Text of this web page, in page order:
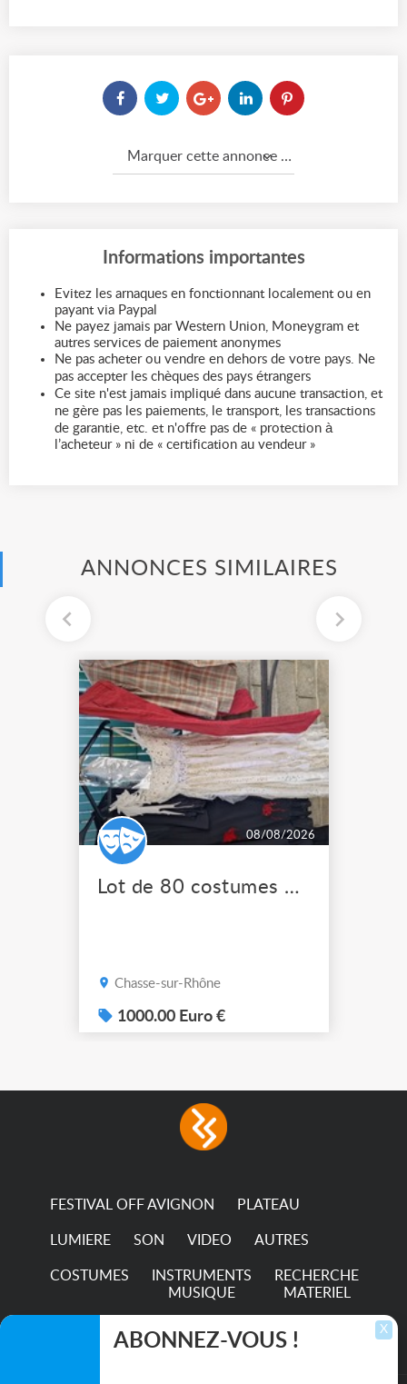
Marquer cette annonce comme...
Informations importantes
Evitez les arnaques en fonctionnant localement ou en
payant via Paypal
Ne payez jamais par Western Union, Moneygram et
autres services de paiement anonymes
Ne pas acheter ou vendre en dehors de votre pays. Ne
pas accepter les chèques des pays étrangers
Ce site n'est jamais impliqué dans aucune transaction, et
ne gère pas les paiements, le transport, les transactions
de garantie, etc. et n'offre pas de « protection à
l’acheteur » ni de « certification au vendeur »
ANNONCES SIMILAIRES
08/08/2026
Lot de 80 costumes de scène pro
Chasse-sur-Rhône
1000.00 Euro €
FESTIVAL OFF AVIGNON PLATEAU
LUMIERE SON VIDEO AUTRES
COSTUMES
INSTRUMENTS
MUSIQUE
RECHERCHE
MATERIEL
TRANSPORTS X
ABONNEZ-VOUS !